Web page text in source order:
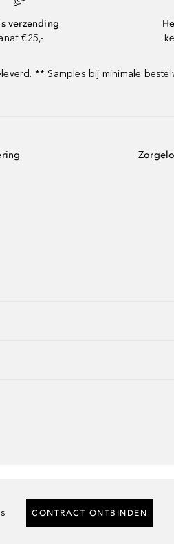
verzending
€25,-
** Samples bij minimale
CONTRACT ONTBINDEN